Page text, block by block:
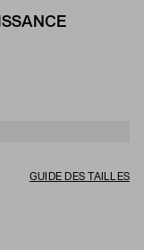
GUIDE DES TAILLES